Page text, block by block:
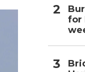
m
for